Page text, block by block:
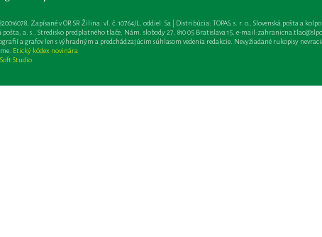
Zapísané v OR SR Žilina: vl. č. 10764/L, oddiel: Sa | Distribúcia: TOPAS, s. r. o., Slovenská pošta a
a. s., Stredisko predplatného tlače, Nám. slobody 27, 810 05 Bratislava 15, e-mail:
a grafov len s výhradným a predchádzajúcim súhlasom vedenia redakcie. Nevyžiadané rukopisy
Etický kódex novinára
Soft Studio